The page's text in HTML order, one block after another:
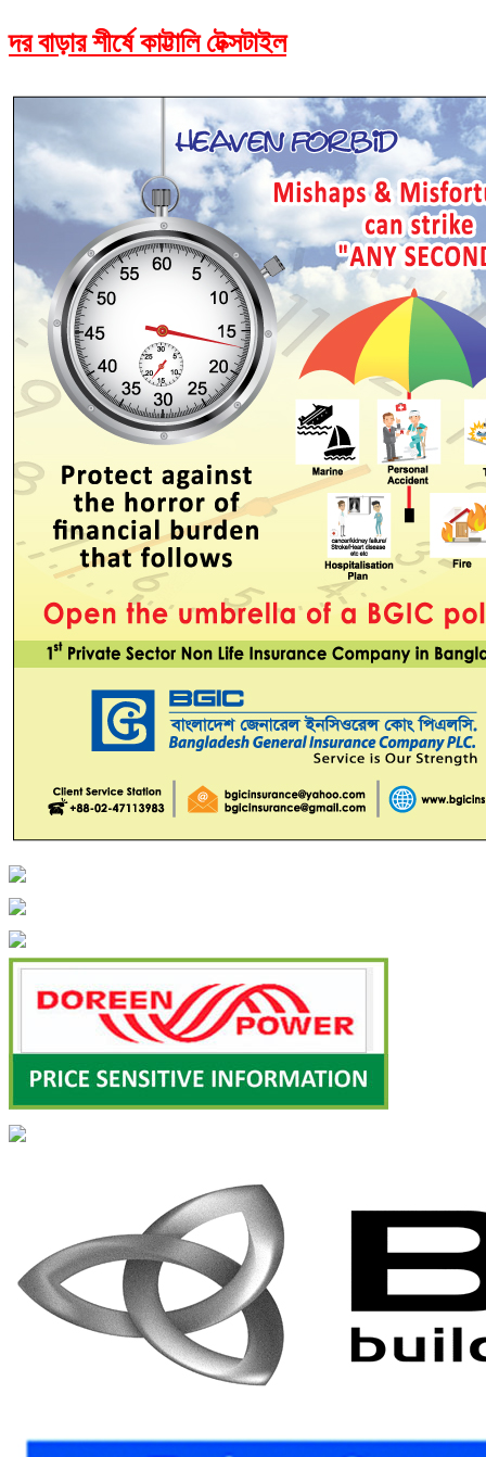
দর বাড়ার শীর্ষে কাট্টালি টেক্সটাইল